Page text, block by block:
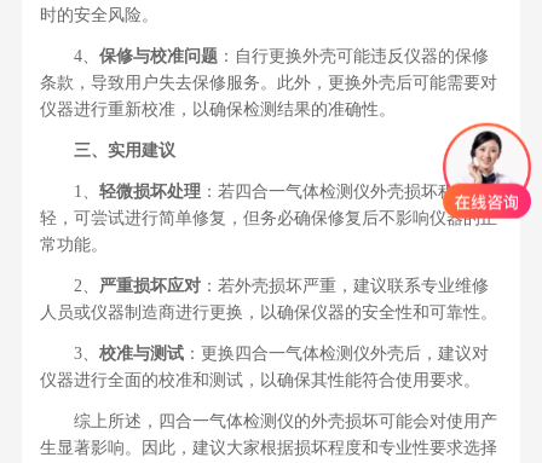
时的安全风险。
4、 保修与校准问题：自行更换外壳可能违反仪器的保修
条款，导致用户失去保修服务。此外，更换外壳后可能需要对
仪器进行重新校准，以确保检测结果的准确性。
三、实用建议
1、 轻微损坏处理：若四合一气体检测仪外壳损坏程度较
轻，可尝试进行简单修复，但务必确保修复后不影响仪器的正
常功能。
2、 严重损坏应对：若外壳损坏严重，建议联系专业维修
人员或仪器制造商进行更换，以确保仪器的安全性和可靠性。
3、 校准与测试：更换四合一气体检测仪外壳后，建议对
仪器进行全面的校准和测试，以确保其性能符合使用要求。
综上所述，四合一气体检测仪的外壳损坏可能会对使用产
生显著影响。因此，建议大家根据损坏程度和专业性要求选择